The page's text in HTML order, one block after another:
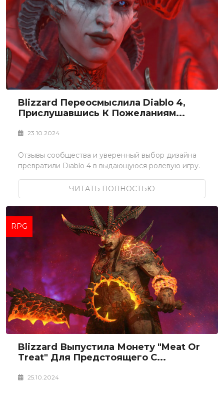
Blizzard Переосмыслила Diablo 4,
Прислушавшись К Пожеланиям...
23.10.2024
Отзывы сообщества и уверенный выбор дизайна
превратили Diablo 4 в выдающуюся ролевую игру.
ЧИТАТЬ ПОЛНОСТЬЮ
RPG
Blizzard Выпустила Монету "Meat Or
Treat" Для Предстоящего С...
25.10.2024